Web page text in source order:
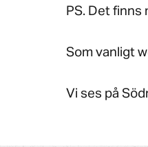
PS. Det finns
Som vanligt
Vi ses på